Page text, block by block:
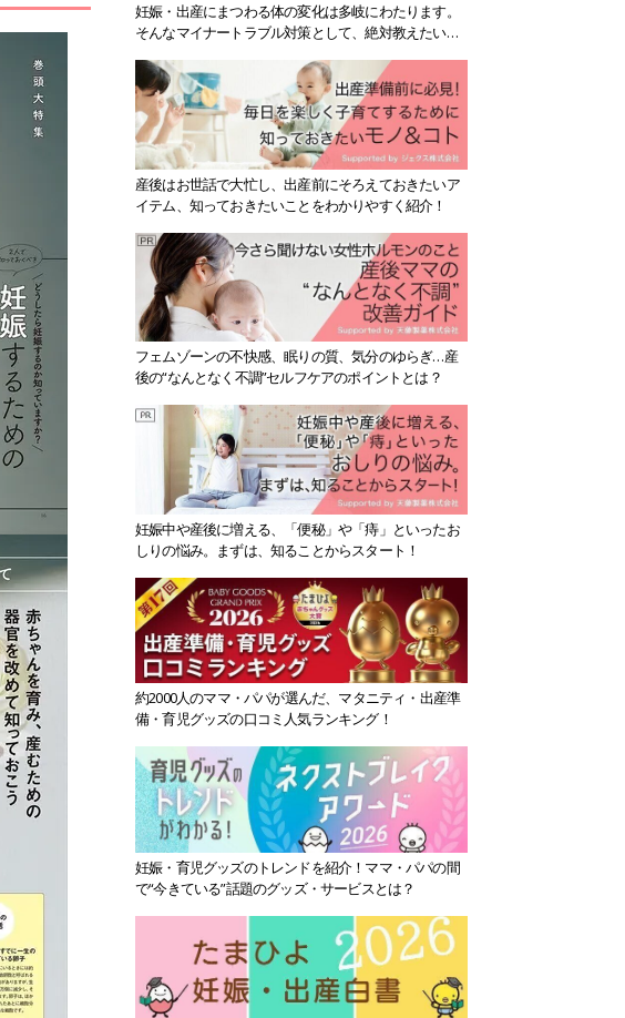
妊娠・出産にまつわる体の変化は多岐にわたります。
そんなマイナートラブル対策として、絶対教えたい！
産後はお世話で大忙し、出産前にそろえておきたいア
イテム、知っておきたいことをわかりやすく紹介！
フェムゾーンの不快感、眠りの質、気分のゆらぎ…産
後の“なんとなく不調”セルフケアのポイントとは？
妊娠中や産後に増える、「便秘」や「痔」といったお
しりの悩み。まずは、知ることからスタート！
約2000人のママ・パパが選んだ、マタニティ・出産準
備・育児グッズの口コミ人気ランキング！
妊娠・育児グッズのトレンドを紹介！ママ・パパの間
で“今きている”話題のグッズ・サービスとは？